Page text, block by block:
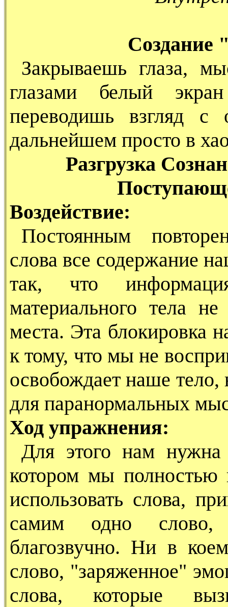
Закрываешь глаза,
глазами белый
переводишь взгляд
дальнейшем просто в
Разгрузка
Воздействие:
Постоянным
слова все содержание
так, что
материального тела
места. Эта блокировка
к тому, что мы не
освобождает наше
для паранормальных
Ход упражнения:
Для этого нам
котором мы
использовать слова,
самим одно слово,
благозвучно. Ни в
слово, "заряженное"
слова, которые